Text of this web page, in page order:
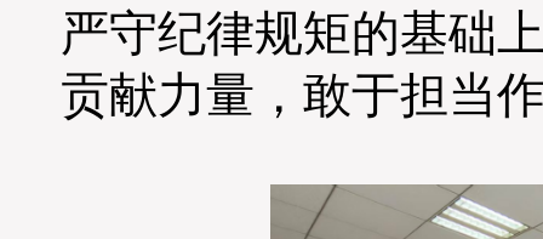
严守纪律规矩的基础
贡献力量，敢于担当